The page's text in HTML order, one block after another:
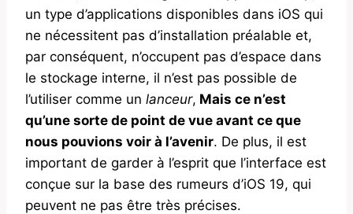
un type d’applications disponibles dans iOS qui
ne nécessitent pas d’installation préalable et,
par conséquent, n’occupent pas d’espace dans
le stockage interne, il n’est pas possible de
l’utiliser comme un lanceur, Mais ce n’est
qu’une sorte de point de vue avant ce que
nous pouvions voir à l’avenir. De plus, il est
important de garder à l’esprit que l’interface est
conçue sur la base des rumeurs d’iOS 19, qui
peuvent ne pas être très précises.